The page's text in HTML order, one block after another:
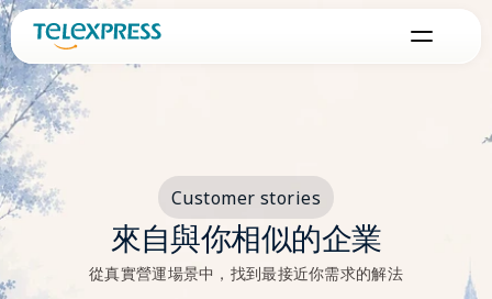
Customer stories
來自與你相似的企業
從真實營運場景中，找到最接近你需求的解法